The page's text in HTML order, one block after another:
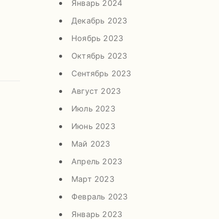
Январь 2024
Декабрь 2023
Ноябрь 2023
Октябрь 2023
Сентябрь 2023
Август 2023
Июль 2023
Июнь 2023
Май 2023
Апрель 2023
Март 2023
Февраль 2023
Январь 2023